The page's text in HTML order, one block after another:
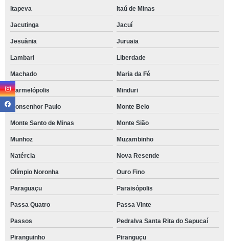
Itapeva Itaú de Minas
Jacutinga Jacuí
Jesuânia Juruaia
Lambari Liberdade
Machado Maria da Fé
Marmelópolis Minduri
Monsenhor Paulo Monte Belo
Monte Santo de Minas Monte Sião
Munhoz Muzambinho
Natércia Nova Resende
Olímpio Noronha Ouro Fino
Paraguaçu Paraisópolis
Passa Quatro Passa Vinte
Passos Pedralva Santa Rita do Sapucaí
Piranguinho Piranguçu